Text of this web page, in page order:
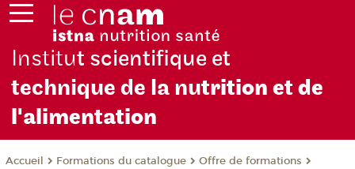
Institut scientifique et
technique de la nutrition et de
l'alimentation
Accueil Formations du catalogue
Offre de formations